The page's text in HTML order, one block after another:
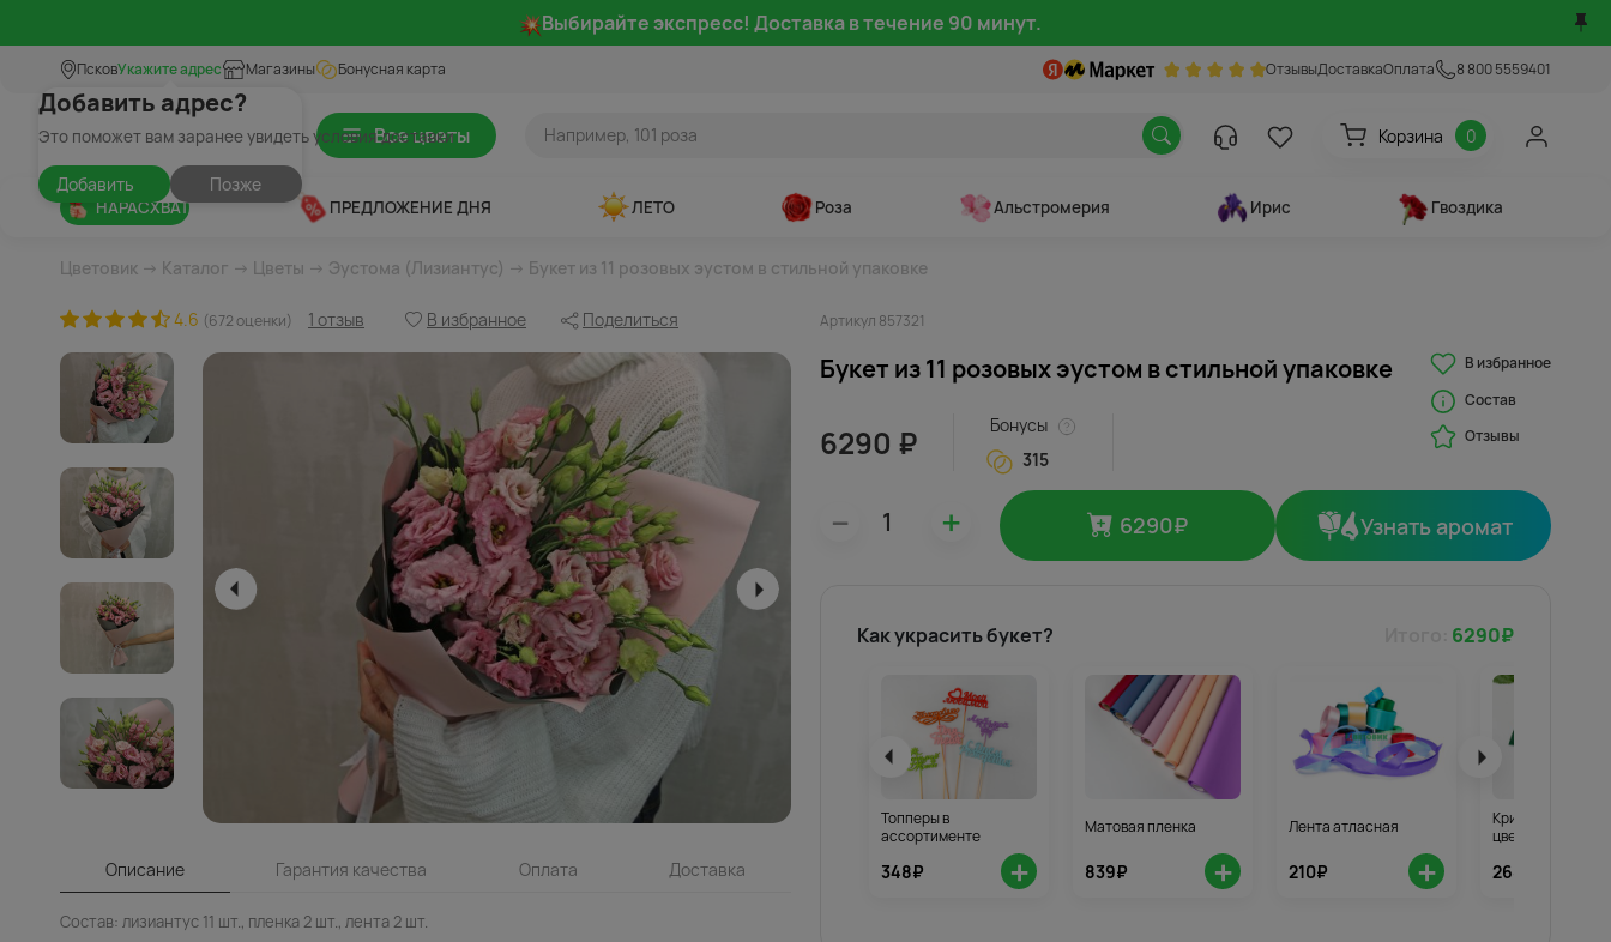
Выбирайте экспресс! Доставка в течение 90 минут.
ПсковУкажите адрес
Добавить адрес?
Это поможет вам заранее увидеть условия доставки
Добавить Позже
Магазины Бонусная карта ОтзывыДоставкаОплата 8 800 5559401
Все цветы Корзина 0
НАРАСХВАТ ПРЕДЛОЖЕНИЕ ДНЯ ЛЕТО Роза Альстромерия Ирис Гвоздика
Цветовик → Каталог → Цветы → Эустома (Лизиантус) → Букет из 11 розовых эустом в стильной упаковке
4.6 (672 оценки) 1 отзыв В избранное Поделиться Артикул 857321
Описание Гарантия качества Оплата Доставка
Состав: лизиантус 11 шт., пленка 2 шт., лента 2 шт.
Букет из 11 розовых эустом в стильной упаковке
6290 ₽
Бонусы
315
В избранное
Состав
Отзывы
– + 6290₽ Узнать аромат
Как украсить букет? 6290₽
Топперы в
ассортименте
348₽ +
Матовая пленка
839₽ +
Лента атласная
210₽ +
Кризал для
цветов 3шт.
268₽